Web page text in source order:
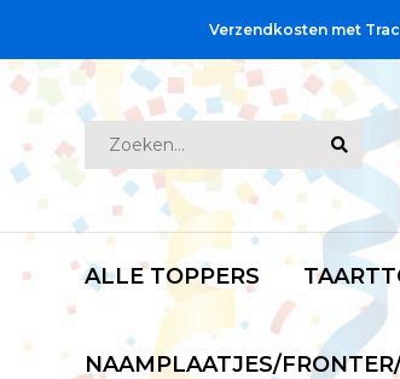
Verzendkosten met
ALLE TOPPERS
NAAMPLAATJES/